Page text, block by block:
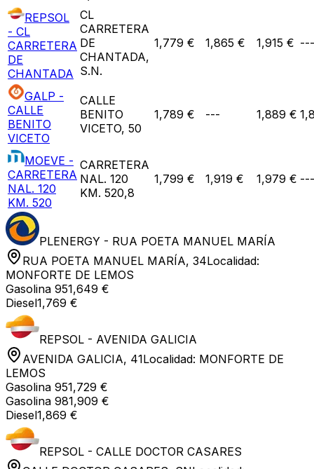
REPSOL
- CL
CARRETERA
DE
CHANTADA
CL
CARRETERA
DE
CHANTADA,
S.N.
1,779 € 1,865 € 1,915 € ---
GALP -
CALLE
BENITO
VICETO
CALLE
BENITO
VICETO, 50
1,789 € --- 1,889 €
MOEVE -
CARRETERA
NAL. 120
KM. 520
CARRETERA
NAL. 120
KM. 520,8
1,799 € 1,919 € 1,979 € ---
PLENERGY - RUA POETA MANUEL MARÍA
RUA POETA MANUEL MARÍA, 34Localidad:
MONFORTE DE LEMOS
Gasolina 951,649 €
Diesel1,769 €
REPSOL - AVENIDA GALICIA
AVENIDA GALICIA, 41Localidad: MONFORTE DE
LEMOS
Gasolina 951,729 €
Gasolina 981,909 €
Diesel1,869 €
REPSOL - CALLE DOCTOR CASARES